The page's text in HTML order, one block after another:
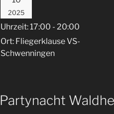
2025
Uhrzeit: 17:00 - 20:00
Ort: Fliegerklause VS-
Schwenningen
Partynacht